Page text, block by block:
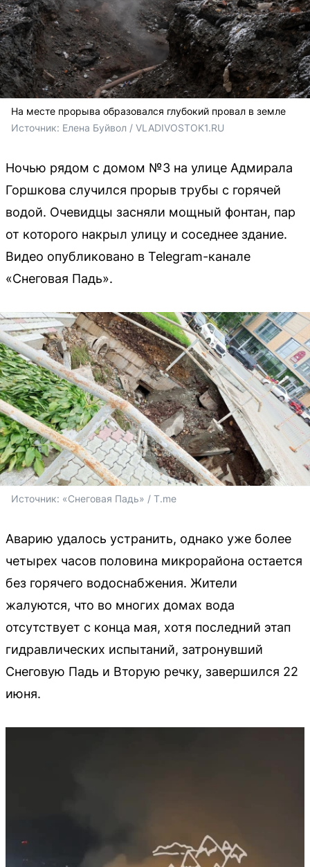
На месте прорыва образовался глубокий провал в земле
Источник: Елена Буйвол / VLADIVOSTOK1.RU
Ночью рядом с домом №3 на улице Адмирала
Горшкова случился прорыв трубы с горячей
водой. Очевидцы засняли мощный фонтан, пар
от которого накрыл улицу и соседнее здание.
Видео опубликовано в Telegram-канале
«Снеговая Падь».
Источник: «Снеговая Падь» / T.me
Аварию удалось устранить, однако уже более
четырех часов половина микрорайона остается
без горячего водоснабжения. Жители
жалуются, что во многих домах вода
отсутствует с конца мая, хотя последний этап
гидравлических испытаний, затронувший
Снеговую Падь и Вторую речку, завершился 22
июня.